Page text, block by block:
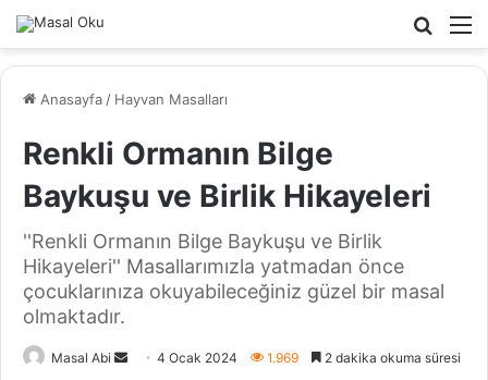
Arama
yap
Anasayfa / Hayvan Masalları
Renkli Ormanın Bilge
Baykuşu ve Birlik Hikayeleri
''Renkli Ormanın Bilge Baykuşu ve Birlik
Hikayeleri'' Masallarımızla yatmadan önce
çocuklarınıza okuyabileceğiniz güzel bir masal
olmaktadır.
Masal Abi
Bir
4 Ocak 2024 1.969 2 dakika okuma süresi